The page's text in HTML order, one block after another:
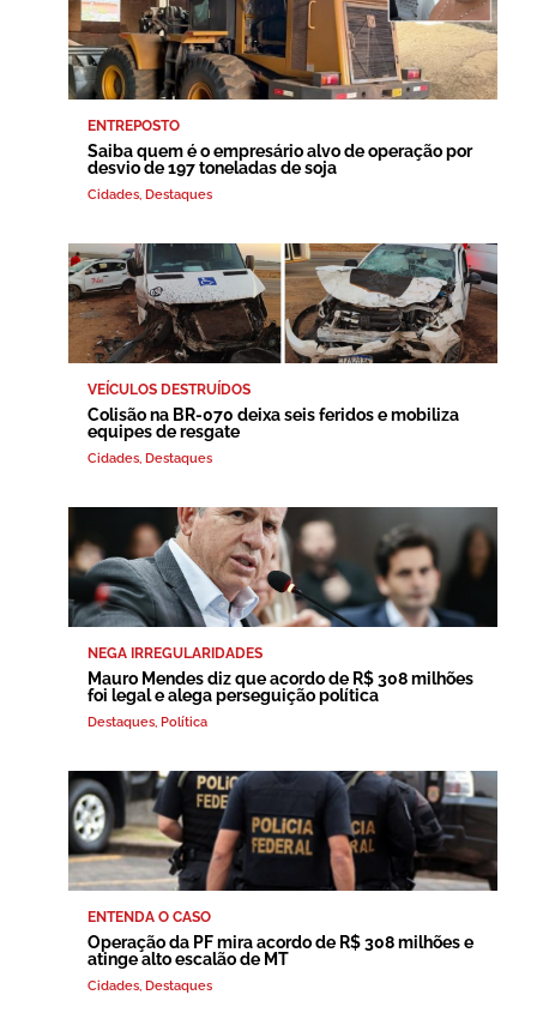
ENTREPOSTO
Saiba quem é o empresário alvo de operação por
desvio de 197 toneladas de soja
Cidades, Destaques
VEÍCULOS DESTRUÍDOS
Colisão na BR-070 deixa seis feridos e mobiliza
equipes de resgate
Cidades, Destaques
NEGA IRREGULARIDADES
Mauro Mendes diz que acordo de R$ 308 milhões
foi legal e alega perseguição política
Destaques, Política
ENTENDA O CASO
Operação da PF mira acordo de R$ 308 milhões e
atinge alto escalão de MT
Cidades, Destaques